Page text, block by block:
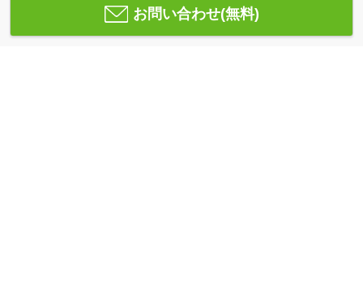
お問い合わせ(無料)